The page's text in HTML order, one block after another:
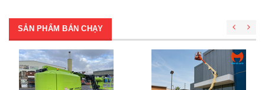
SẢN PHẨM BÁN CHẠY